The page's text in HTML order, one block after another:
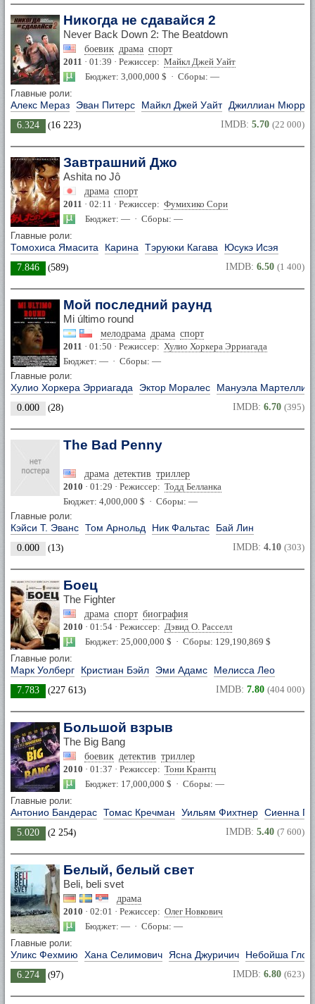
Никогда не сдавайся 2
Never Back Down 2: The Beatdown
боевик драма спорт
2011 · 01:39 · Режиссер: Майкл Джей Уайт
Бюджет: 3,000,000 $ · Сборы: —
Главные роли:
Алекс Мераз Эван Питерс Майкл Джей Уайт Джиллиан Мюррэй
6.324 (16 223) IMDB: 5.70 (22 000)
Завтрашний Джо
Ashita no Jô
драма спорт
2011 · 02:11 · Режиссер: Фумихико Сори
Бюджет: — · Сборы: —
Главные роли:
Томохиса Ямасита Карина Тэруюки Кагава Юсукэ Исэя
7.846 (589) IMDB: 6.50 (1 400)
Мой последний раунд
Mi último round
мелодрама драма спорт
2011 · 01:50 · Режиссер: Хулио Хоркера Эрриагада
Бюджет: — · Сборы: —
Главные роли:
Хулио Хоркера Эрриагада Эктор Моралес Мануэла Мартелли
0.000 (28) IMDB: 6.70 (395)
The Bad Penny
драма детектив триллер
2010 · 01:29 · Режиссер: Тодд Белланка
Бюджет: 4,000,000 $ · Сборы: —
Главные роли:
Кэйси Т. Эванс Том Арнольд Ник Фальтас Бай Лин
0.000 (13) IMDB: 4.10 (303)
Боец
The Fighter
драма спорт биография
2010 · 01:54 · Режиссер: Дэвид О. Расселл
Бюджет: 25,000,000 $ · Сборы: 129,190,869 $
Главные роли:
Марк Уолберг Кристиан Бэйл Эми Адамс Мелисса Лео
7.783 (227 613) IMDB: 7.80 (404 000)
Большой взрыв
The Big Bang
боевик детектив триллер
2010 · 01:37 · Режиссер: Тони Крантц
Бюджет: 17,000,000 $ · Сборы: —
Главные роли:
Антонио Бандерас Томас Кречман Уильям Фихтнер Сиенна
5.020 (2 254) IMDB: 5.40 (7 600)
Белый, белый свет
Beli, beli svet
драма
2010 · 02:01 · Режиссер: Олег Новкович
Бюджет: — · Сборы: —
Главные роли:
Уликс Фехмию Хана Селимович Ясна Джуричич Небойша
6.274 (97) IMDB: 6.80 (623)